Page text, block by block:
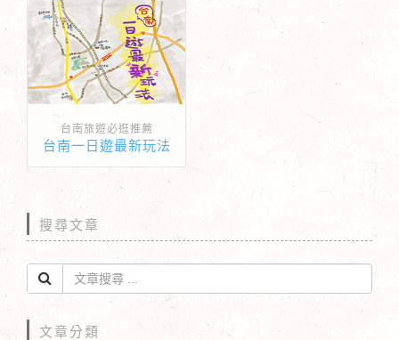
台南旅遊必逛推薦
台南一日遊最新玩法
搜尋文章
文章分類